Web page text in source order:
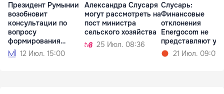
Президент Румынии
возобновит
консультации по
вопросу
формирования
правительства
12 Июл. 15:00
Александра Слусаря
могут рассмотреть на
пост министра
сельского хозяйства
25 Июл. 08:36
Слусарь:
Финансовые
отклонения
Energocom не
представляют
для компании
21 Июл. 09:01